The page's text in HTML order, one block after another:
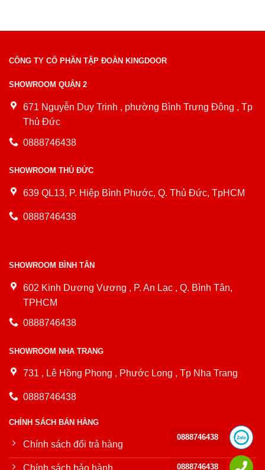
CÔNG TY CỔ PHẦN TẬP ĐOÀN KINGDOOR
SHOWROOM QUẬN 2
671 Nguyễn Duy Trinh , phường Bình Trưng Đông , Tp
Thủ Đức
0888746438
SHOWROOM THỦ ĐỨC
639 QL13, P. Hiệp Bình Phước, Q. Thủ Đức, TpHCM
0888746438
SHOWROOM BÌNH TÂN
602 Kinh Dương Vương , P. An Lạc , Q. Bình Tân,
TPHCM
0888746438
SHOWROOM NHA TRANG
731 , Lê Hồng Phong , Phước Long , Tp Nha Trang
0888746438
CHÍNH SÁCH BÁN HÀNG
Chính sách đổi trả hàng
0888746438
0888746438